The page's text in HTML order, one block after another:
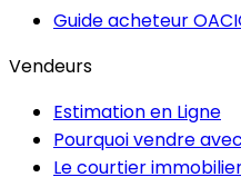
Guide acheteur
Vendeurs
Estimation en Ligne
Pourquoi vendre
Le courtier